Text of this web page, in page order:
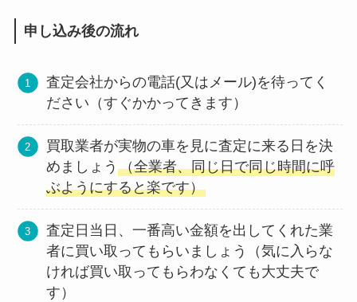
申し込み後の流れ
査定会社からの電話(又はメール)を待ってく
ださい（すぐかかってきます）
買取業者が実物の車を見に査定に来る日を決
めましょう（全業者、同じ日で同じ時間に呼
ぶようにすると楽です）
査定日当日、一番高い金額を出してくれた業
者に買い取ってもらいましょう（気に入らな
ければ買い取ってもらわなくても大丈夫で
す）